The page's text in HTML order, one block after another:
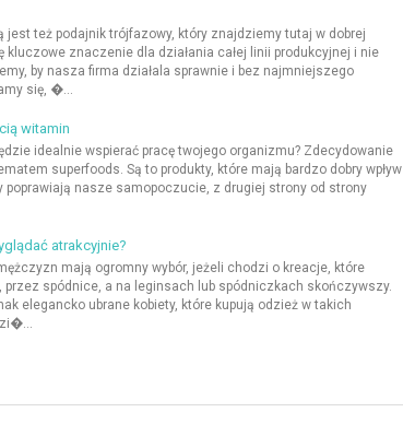
jest też podajnik trójfazowy, który znajdziemy tutaj w dobrej
kluczowe znaczenie dla działania całej linii produkcyjnej i nie
by nasza firma działala sprawnie i bez najmniejszego
się, �...
witamin
idealnie wspierać pracę twojego organizmu? Zdecydowanie
superfoods. Są to produkty, które mają bardzo dobry wpływ
poprawiają nasze samopoczucie, z drugiej strony od strony
atrakcyjnie?
mają ogromny wybór, jeżeli chodzi o kreacje, które
przez spódnice, a na leginsach lub spódniczkach skończywszy.
elegancko ubrane kobiety, które kupują odzież w takich